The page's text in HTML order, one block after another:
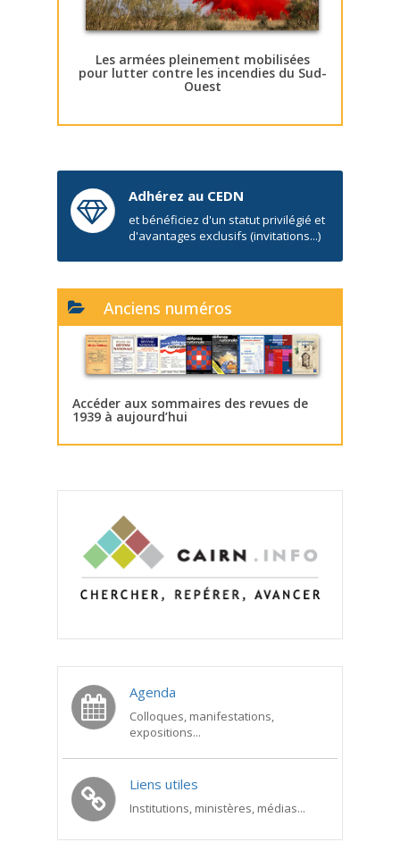
Les armées pleinement mobilisées
pour lutter contre les incendies du Sud-
Ouest
Adhérez au CEDN
et bénéficiez d'un statut privilégié et
d'avantages exclusifs (invitations...)
Anciens numéros
Accéder aux sommaires des revues de
1939 à aujourd’hui
Agenda
Colloques, manifestations,
expositions...
Liens utiles
Institutions, ministères, médias...